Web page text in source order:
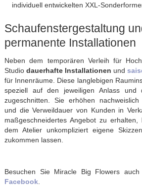
individuell entwickelten XXL-
Schaufenstergestaltung
permanente Installationen
Neben dem temporären Verleih für
Studio dauerhafte Installationen und
für Innenräume. Diese langlebigen
speziell auf den jeweiligen Anlass und
zugeschnitten. Sie erhöhen
und die Verweildauer von Kunden in
maßgeschneidertes Angebot zu erhalten,
dem Atelier unkompliziert eigene
zukommen lassen.
Besuchen Sie Miracle Big Flowers
Facebook